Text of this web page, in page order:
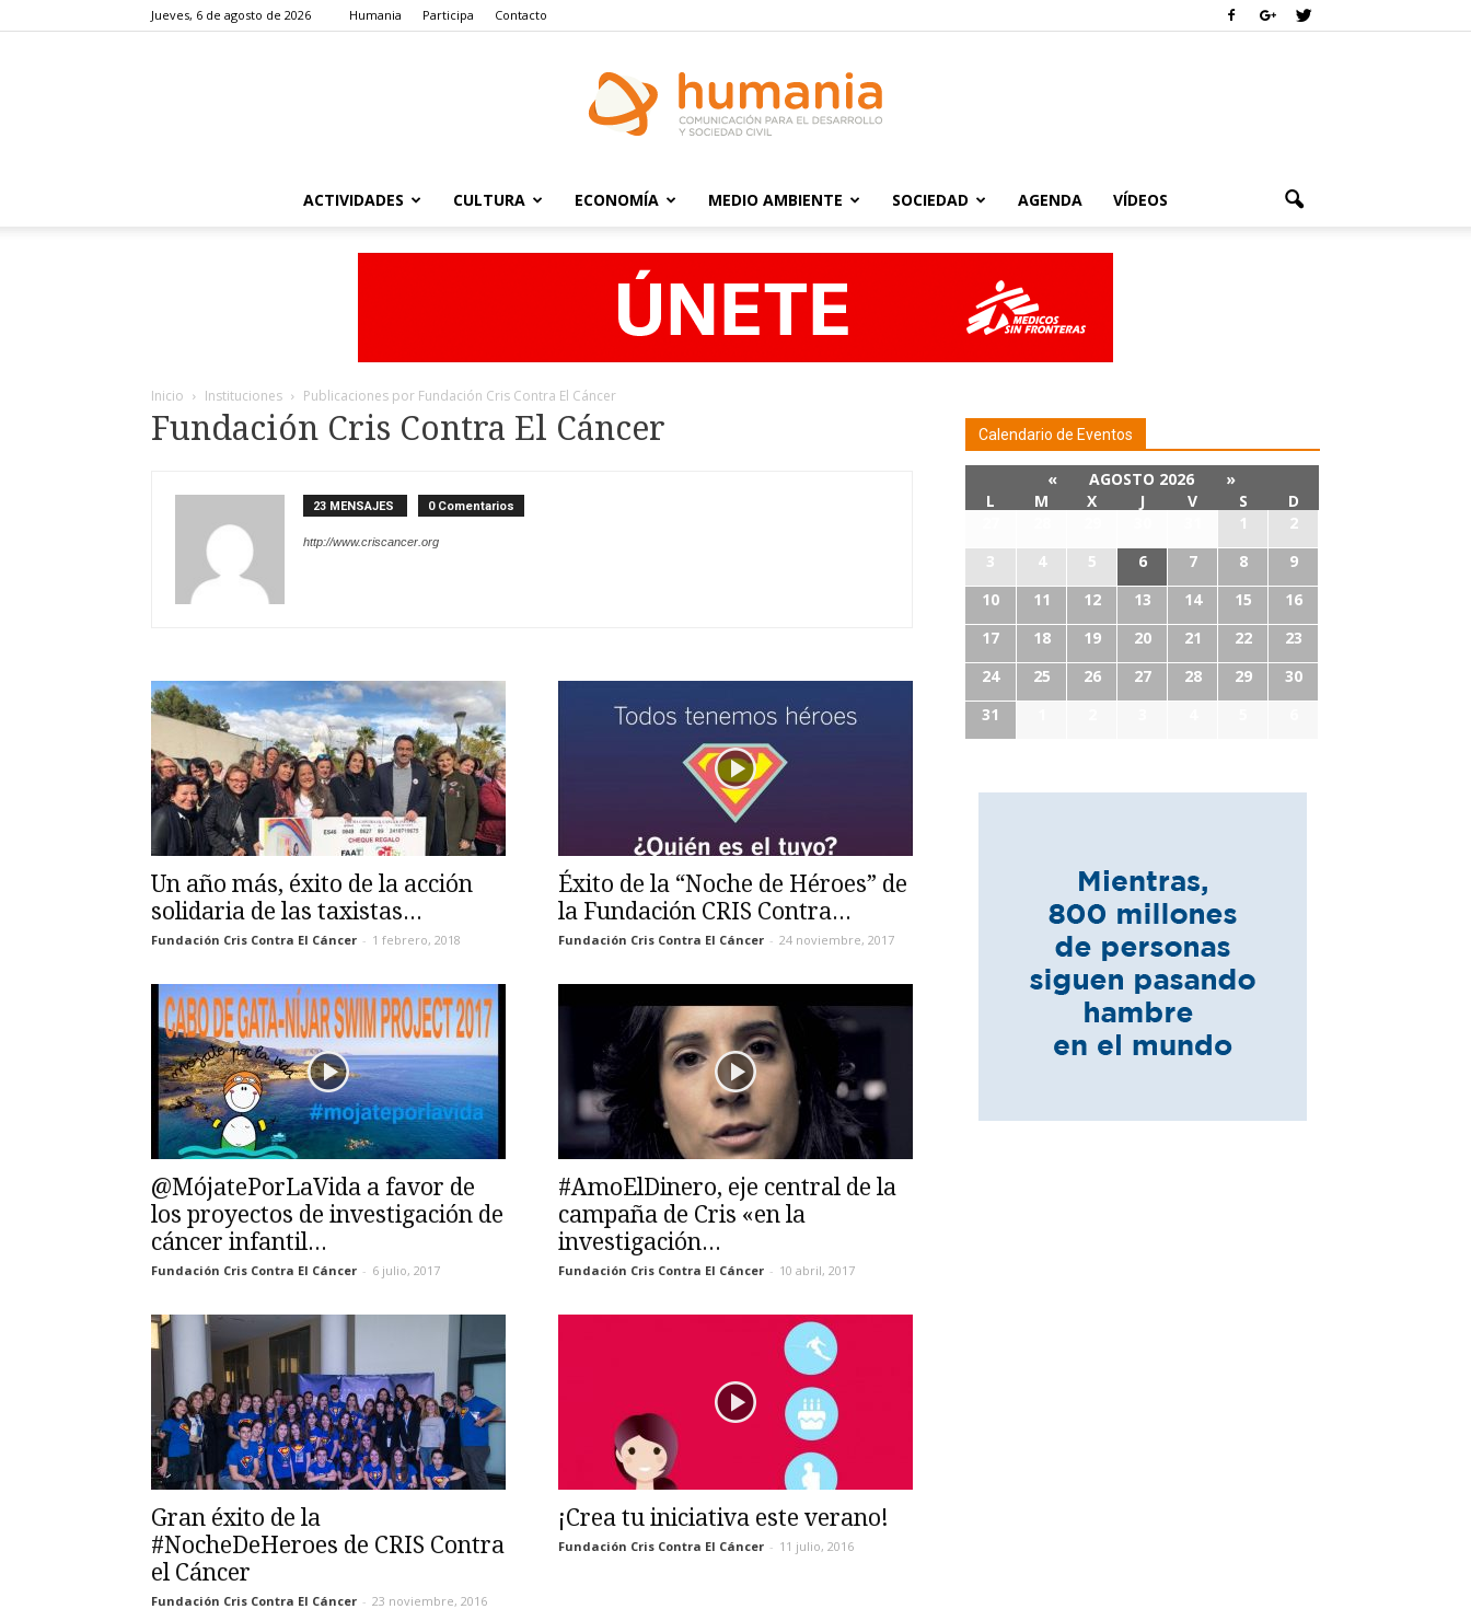
Jueves, 6 de agosto de 2026 Humania Participa Contacto
ACTIVIDADES CULTURA ECONOMÍA MEDIO AMBIENTE SOCIEDAD AGENDA VÍDEOS
Inicio Instituciones Publicaciones por Fundación Cris Contra El Cáncer
Fundación Cris Contra El Cáncer
23 MENSAJES 0 Comentarios
http://www.criscancer.org
Un año más, éxito de la acción
solidaria de las taxistas...
Fundación Cris Contra El Cáncer - 1 febrero, 2018
Éxito de la “Noche de Héroes” de
la Fundación CRIS Contra...
Fundación Cris Contra El Cáncer - 24 noviembre, 2017
@MójatePorLaVida a favor de
los proyectos de investigación de
cáncer infantil...
Fundación Cris Contra El Cáncer - 6 julio, 2017
#AmoElDinero, eje central de la
campaña de Cris «en la
investigación...
Fundación Cris Contra El Cáncer - 10 abril, 2017
Gran éxito de la
#NocheDeHeroes de CRIS Contra
el Cáncer
Fundación Cris Contra El Cáncer - 23 noviembre, 2016
¡Crea tu iniciativa este verano!
Fundación Cris Contra El Cáncer - 11 julio, 2016
Calendario de Eventos
« AGOSTO 2026
»
L
M X J V S
D
1
2
3
4 5 6 7 8
9
10
11 12 13 14 15
16
17
18 19 20 21 22
23
24
25 26 27 28 29
30
31